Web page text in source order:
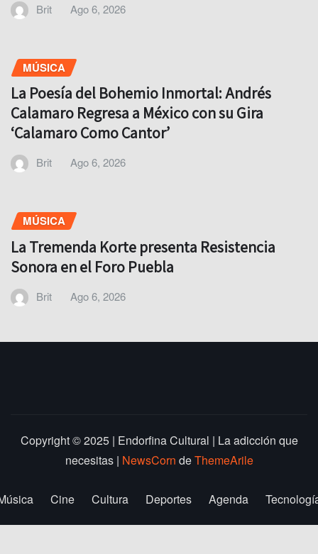
Brit Ago 6, 2026
MÚSICA
La Poesía del Bohemio Inmortal: Andrés
Calamaro Regresa a México con su Gira
‘Calamaro Como Cantor’
Brit Ago 6, 2026
MÚSICA
La Tremenda Korte presenta Resistencia
Sonora en el Foro Puebla
Brit Ago 6, 2026
Copyright © 2025 | Endorfina Cultural | La adicción que
necesitas | NewsCorn deThemeArile
Cine Cultura Deportes Agenda